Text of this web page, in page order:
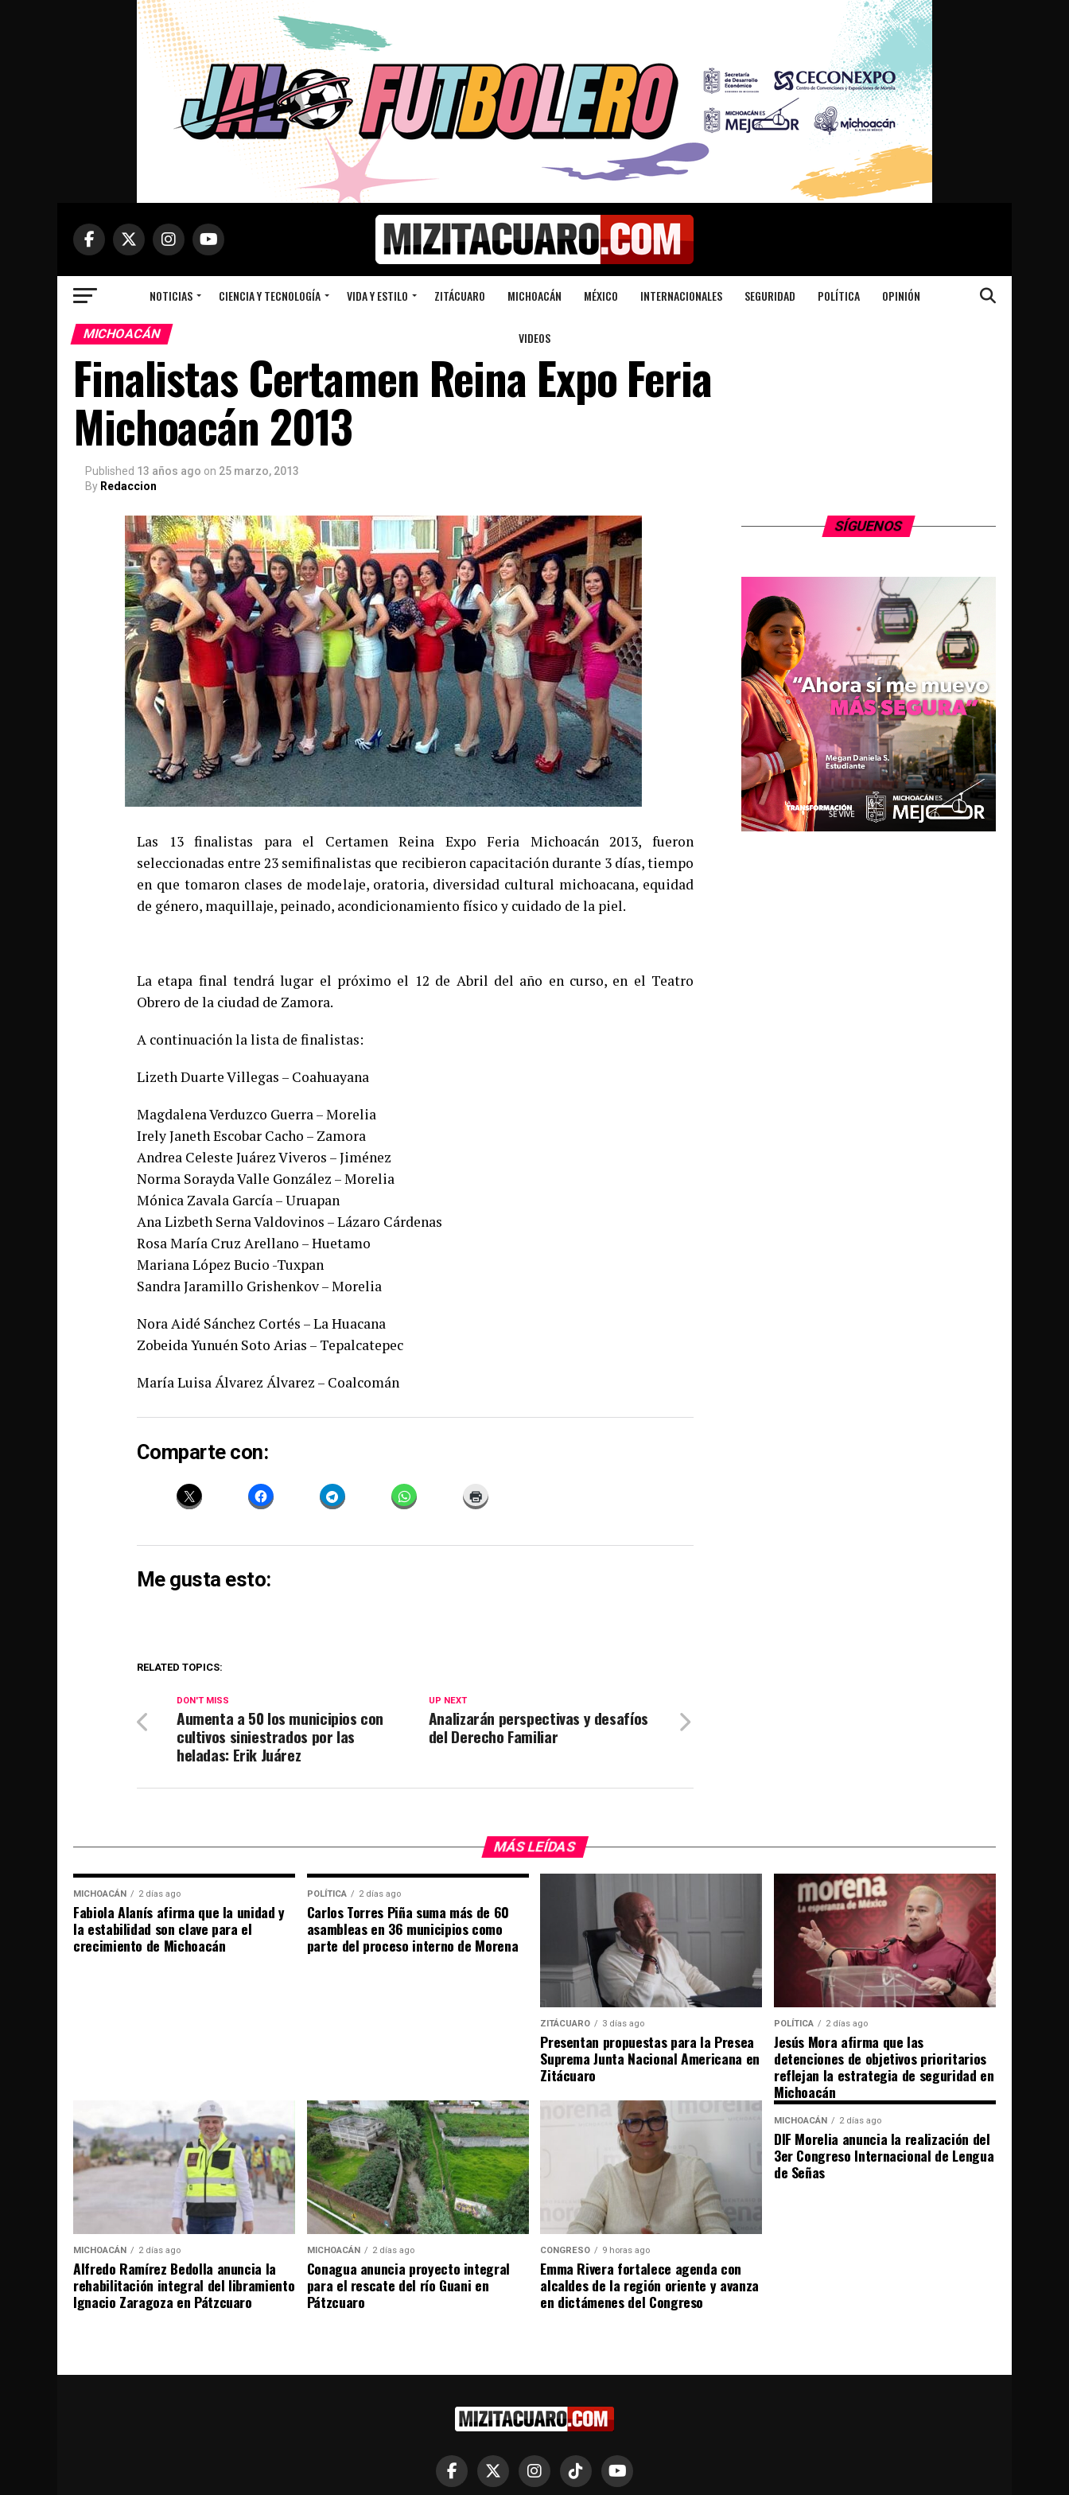
NOTICIAS CIENCIA Y TECNOLOGÍA VIDA Y ESTILO ZITÁCUARO MICHOACÁN MÉXICO INTERNACIONALES SEGURIDAD POLÍTICA OPINIÓN
VIDEOS
MICHOACÁN
Finalistas Certamen Reina Expo Feria
Michoacán 2013
Published 13 años ago on 25 marzo, 2013
By Redaccion
Las 13 finalistas para el Certamen Reina Expo Feria Michoacán 2013, fueron
seleccionadas entre 23 semifinalistas que recibieron capacitación durante 3 días, tiempo
en que tomaron clases de modelaje, oratoria, diversidad cultural michoacana, equidad
de género, maquillaje, peinado, acondicionamiento físico y cuidado de la piel.
La etapa final tendrá lugar el próximo el 12 de Abril del año en curso, en el Teatro
Obrero de la ciudad de Zamora.
A continuación la lista de finalistas:
Lizeth Duarte Villegas – Coahuayana
Magdalena Verduzco Guerra – Morelia
Irely Janeth Escobar Cacho – Zamora
Andrea Celeste Juárez Viveros – Jiménez
Norma Sorayda Valle González – Morelia
Mónica Zavala García – Uruapan
Ana Lizbeth Serna Valdovinos – Lázaro Cárdenas
Rosa María Cruz Arellano – Huetamo
Mariana López Bucio -Tuxpan
Sandra Jaramillo Grishenkov – Morelia
Nora Aidé Sánchez Cortés – La Huacana
Zobeida Yunuén Soto Arias – Tepalcatepec
María Luisa Álvarez Álvarez – Coalcomán
Comparte con:
Me gusta esto:
RELATED TOPICS:
UP NEXT
Analizarán perspectivas y desafíos
del Derecho Familiar
DON'T MISS
Aumenta a 50 los municipios con
cultivos siniestrados por las
heladas: Erik Juárez
SÍGUENOS
MÁS LEÍDAS
MICHOACÁN 2 días ago
Fabiola Alanís afirma que la unidad y
la estabilidad son clave para el
crecimiento de Michoacán
POLÍTICA 2 días ago
Carlos Torres Piña suma más de 60
asambleas en 36 municipios como
parte del proceso interno de Morena
ZITÁCUARO 3 días ago
Presentan propuestas para la Presea
Suprema Junta Nacional Americana en
Zitácuaro
POLÍTICA 2 días ago
Jesús Mora afirma que las
detenciones de objetivos prioritarios
reflejan la estrategia de seguridad en
Michoacán
MICHOACÁN 2 días ago
Alfredo Ramírez Bedolla anuncia la
rehabilitación integral del libramiento
Ignacio Zaragoza en Pátzcuaro
MICHOACÁN 2 días ago
Conagua anuncia proyecto integral
para el rescate del río Guani en
Pátzcuaro
CONGRESO 9 horas ago
Emma Rivera fortalece agenda con
alcaldes de la región oriente y avanza
en dictámenes del Congreso
MICHOACÁN 2 días ago
DIF Morelia anuncia la realización del
3er Congreso Internacional de Lengua
de Señas